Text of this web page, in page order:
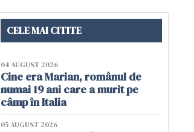
CELE MAI CITITE
04 AUGUST 2026
Cine era Marian, românul de
numai 19 ani care a murit pe
câmp în Italia
05 AUGUST 2026